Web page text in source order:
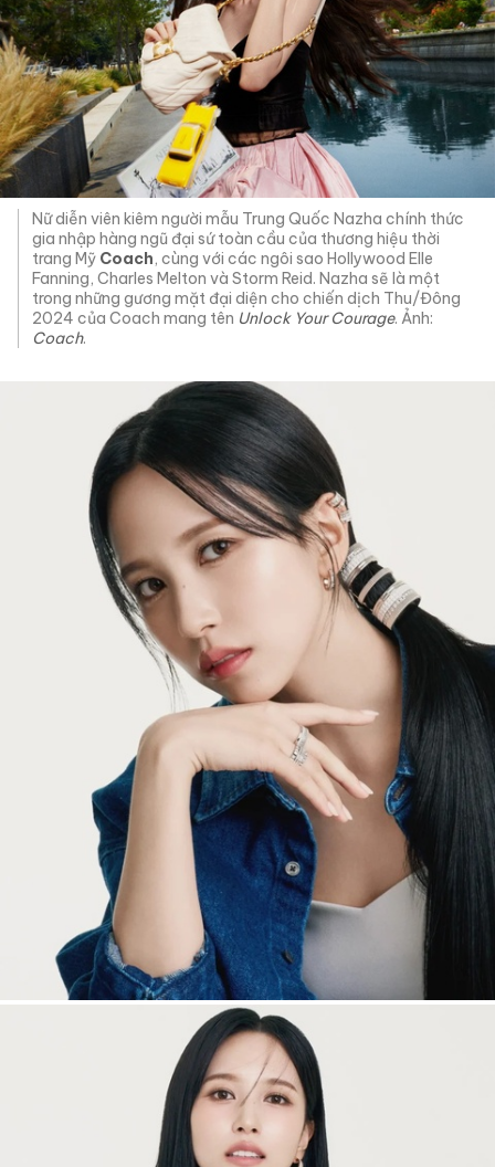
Nữ diễn viên kiêm người mẫu Trung Quốc Nazha chính thức
gia nhập hàng ngũ đại sứ toàn cầu của thương hiệu thời
trang Mỹ Coach, cùng với các ngôi sao Hollywood Elle
Fanning, Charles Melton và Storm Reid. Nazha sẽ là một
trong những gương mặt đại diện cho chiến dịch Thu/Đông
2024 của Coach mang tên Unlock Your Courage. Ảnh:
Coach.